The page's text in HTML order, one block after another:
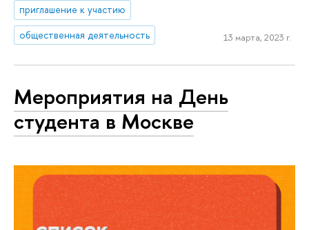
приглашение к участию
общественная деятельность
13 марта, 2023 г.
Мероприятия на День
студента в Москве